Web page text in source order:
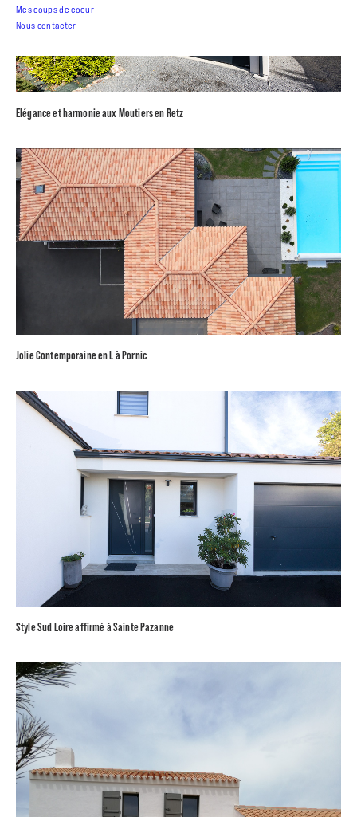
Mes coups de coeur
Nous contacter
Elégance et harmonie aux Moutiers en Retz
Jolie Contemporaine en L à Pornic
Style Sud Loire affirmé à Sainte Pazanne